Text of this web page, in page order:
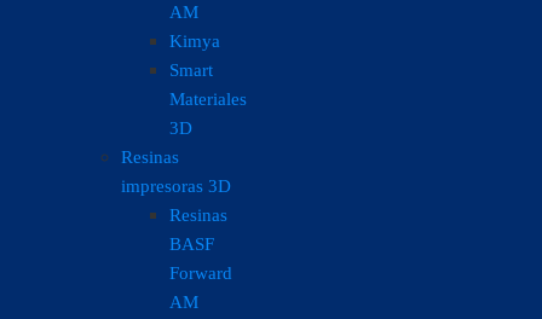
AM
Kimya
Smart
Materiales
3D
Resinas
impresoras 3D
Resinas
BASF
Forward
AM